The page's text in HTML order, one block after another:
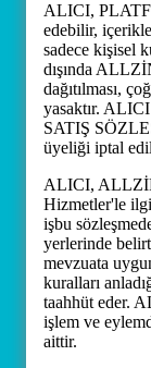
ALICI,
edebilir,
sadece kişisel
dışında
dağıtılması,
yasaktır.
SATIŞ
üyeliği iptal
ALICI,
Hizmetler'le
işbu
yerlerinde
mevzuata
kuralları
taahhüt eder.
işlem ve
aittir.